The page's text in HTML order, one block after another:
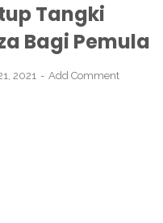
Tangki
Bagi Pemula
2021 Add Comment